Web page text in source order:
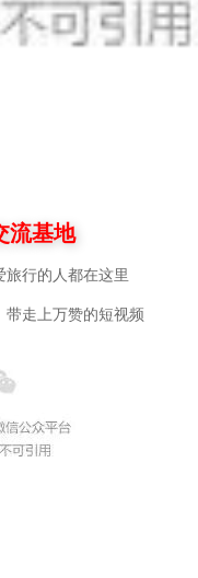
流基地
行的人都在这里
带走上万赞的短视频